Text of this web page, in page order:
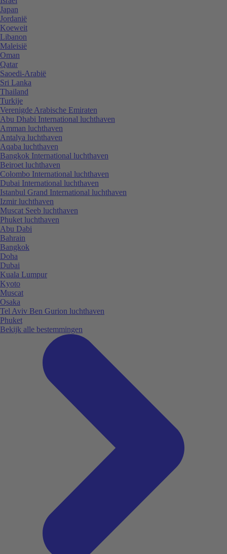
Japan
Jordanië
Koeweit
Libanon
Maleisië
Oman
Qatar
Saoedi-Arabië
Sri Lanka
Thailand
Turkije
Verenigde Arabische Emiraten
Abu Dhabi International luchthaven
Amman luchthaven
Antalya luchthaven
Aqaba luchthaven
Bangkok International luchthaven
Beiroet luchthaven
Colombo International luchthaven
Dubai International luchthaven
Istanbul Grand International luchthaven
Izmir luchthaven
Muscat Seeb luchthaven
Phuket luchthaven
Abu Dabi
Bahrain
Bangkok
Doha
Dubai
Kuala Lumpur
Kyoto
Muscat
Osaka
Tel Aviv Ben Gurion luchthaven
Phuket
Bekijk alle bestemmingen